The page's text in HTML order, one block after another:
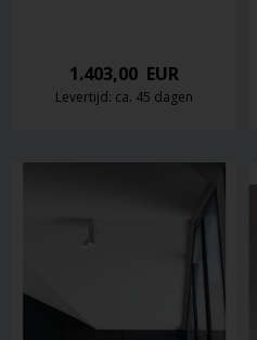
1.403,00 EUR
Levertijd: ca. 45 dagen